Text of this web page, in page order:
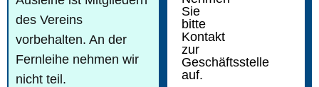
des Vereins
vorbehalten. An der
Fernleihe nehmen wir
nicht teil.
Sie
bitte
Kontakt
zur
Geschäftsstelle
auf.